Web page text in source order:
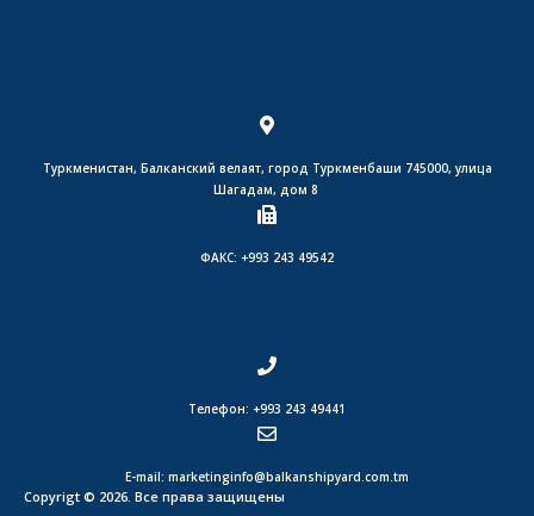
Туркменистан, Балканский велаят, город Туркменбаши 745000, улица
Шагадам, дом 8
ФАКС: +993 243 49542
Телефон: +993 243 49441
E-mail: marketinginfo@balkanshipyard.com.tm
Copyrigt © 2026. Все права защищены